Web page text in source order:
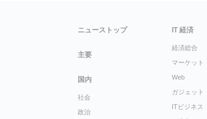
ニューストップ
主要
国内
社会
政治
IT 経済
経済総合
マーケット
Web
ガジェット
ITビジネス